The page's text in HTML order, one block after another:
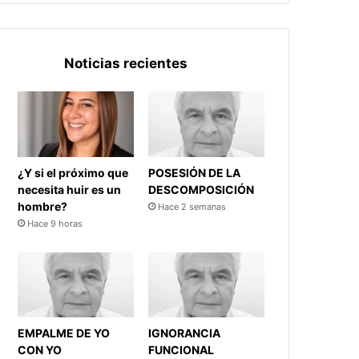
Noticias recientes
¿Y si el próximo que
necesita huir es un
hombre?
Hace 9 horas
POSESIÓN DE LA
DESCOMPOSICIÓN
Hace 2 semanas
EMPALME DE YO
CON YO
IGNORANCIA
FUNCIONAL